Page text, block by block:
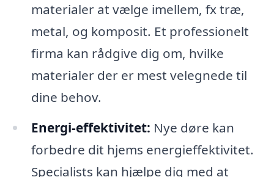
materialer at vælge imellem, fx træ,
metal, og komposit. Et professionelt
firma kan rådgive dig om, hvilke
materialer der er mest velegnede til
dine behov.
Energi-effektivitet: Nye døre kan
forbedre dit hjems energieffektivitet.
Specialists kan hjælpe dig med at